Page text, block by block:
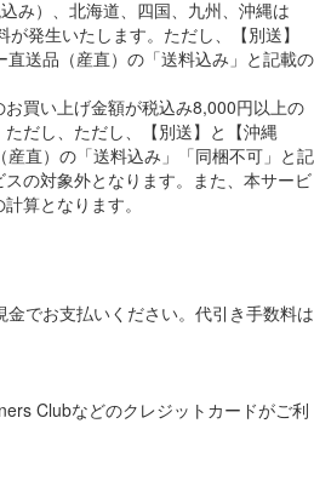
み）、北海道、四国、九州、沖縄は
発生いたします。ただし、【別送】
直送品（産直）の「送料込み」と記載の
買い上げ金額が税込み8,000円以上の
だし、ただし、【別送】と【沖縄
産直）の「送料込み」「同梱不可」と記
の対象外となります。また、本サービ
算となります。
でお支払いください。代引き手数料は
Clubなどのクレジットカードがご利